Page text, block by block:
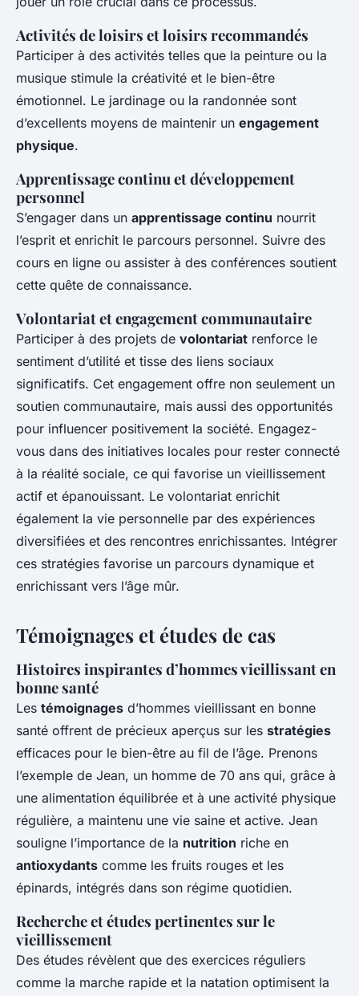
Activités de loisirs et loisirs recommandés
Participer à des activités telles que la peinture ou la
musique stimule la créativité et le bien-être
émotionnel. Le jardinage ou la randonnée sont
d’excellents moyens de maintenir un engagement
physique.
Apprentissage continu et développement
personnel
S’engager dans un apprentissage continu nourrit
l’esprit et enrichit le parcours personnel. Suivre des
cours en ligne ou assister à des conférences soutient
cette quête de connaissance.
Volontariat et engagement communautaire
Participer à des projets de volontariat renforce le
sentiment d’utilité et tisse des liens sociaux
significatifs. Cet engagement offre non seulement un
soutien communautaire, mais aussi des opportunités
pour influencer positivement la société. Engagez-
vous dans des initiatives locales pour rester connecté
à la réalité sociale, ce qui favorise un vieillissement
actif et épanouissant. Le volontariat enrichit
également la vie personnelle par des expériences
diversifiées et des rencontres enrichissantes. Intégrer
ces stratégies favorise un parcours dynamique et
enrichissant vers l’âge mûr.
Témoignages et études de cas
Histoires inspirantes d’hommes vieillissant en
bonne santé
Les témoignages d’hommes vieillissant en bonne
santé offrent de précieux aperçus sur les stratégies
efficaces pour le bien-être au fil de l’âge. Prenons
l’exemple de Jean, un homme de 70 ans qui, grâce à
une alimentation équilibrée et à une activité physique
régulière, a maintenu une vie saine et active. Jean
souligne l’importance de la nutrition riche en
antioxydants comme les fruits rouges et les
épinards, intégrés dans son régime quotidien.
Recherche et études pertinentes sur le
vieillissement
Des études révèlent que des exercices réguliers
comme la marche rapide et la natation optimisent la